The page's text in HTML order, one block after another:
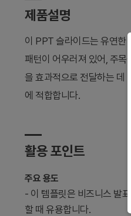
제품설명
이 PPT 슬라이드는 유연한
패턴이 어우러져 있어, 주목
을 효과적으로 전달하는 데
에 적합합니다.
활용 포인트
주요 용도
- 이 템플릿은 비즈니스 발
할 때 유용합니다.